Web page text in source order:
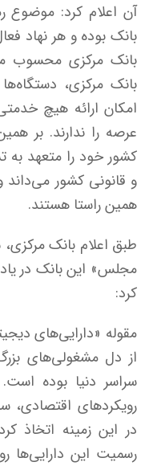
آن اعلام کرد:
بانک بوده و هر نهاد
بانک مرکزی،
امکان ارائه هیچ
عرصه را ندارند. بر
کشور خود را متعهد
و قانونی کشور می‌داند
همین راستا هستند.
طبق اعلام بانک
مجلس» این بانک در
کرد:
مقوله «دارایی‌های
از دل مشغولی‌های
سراسر دنیا بوده
رویکرد‌های اقتصادی،
در این زمینه اتخاذ
رسمیت این دارایی‌ها